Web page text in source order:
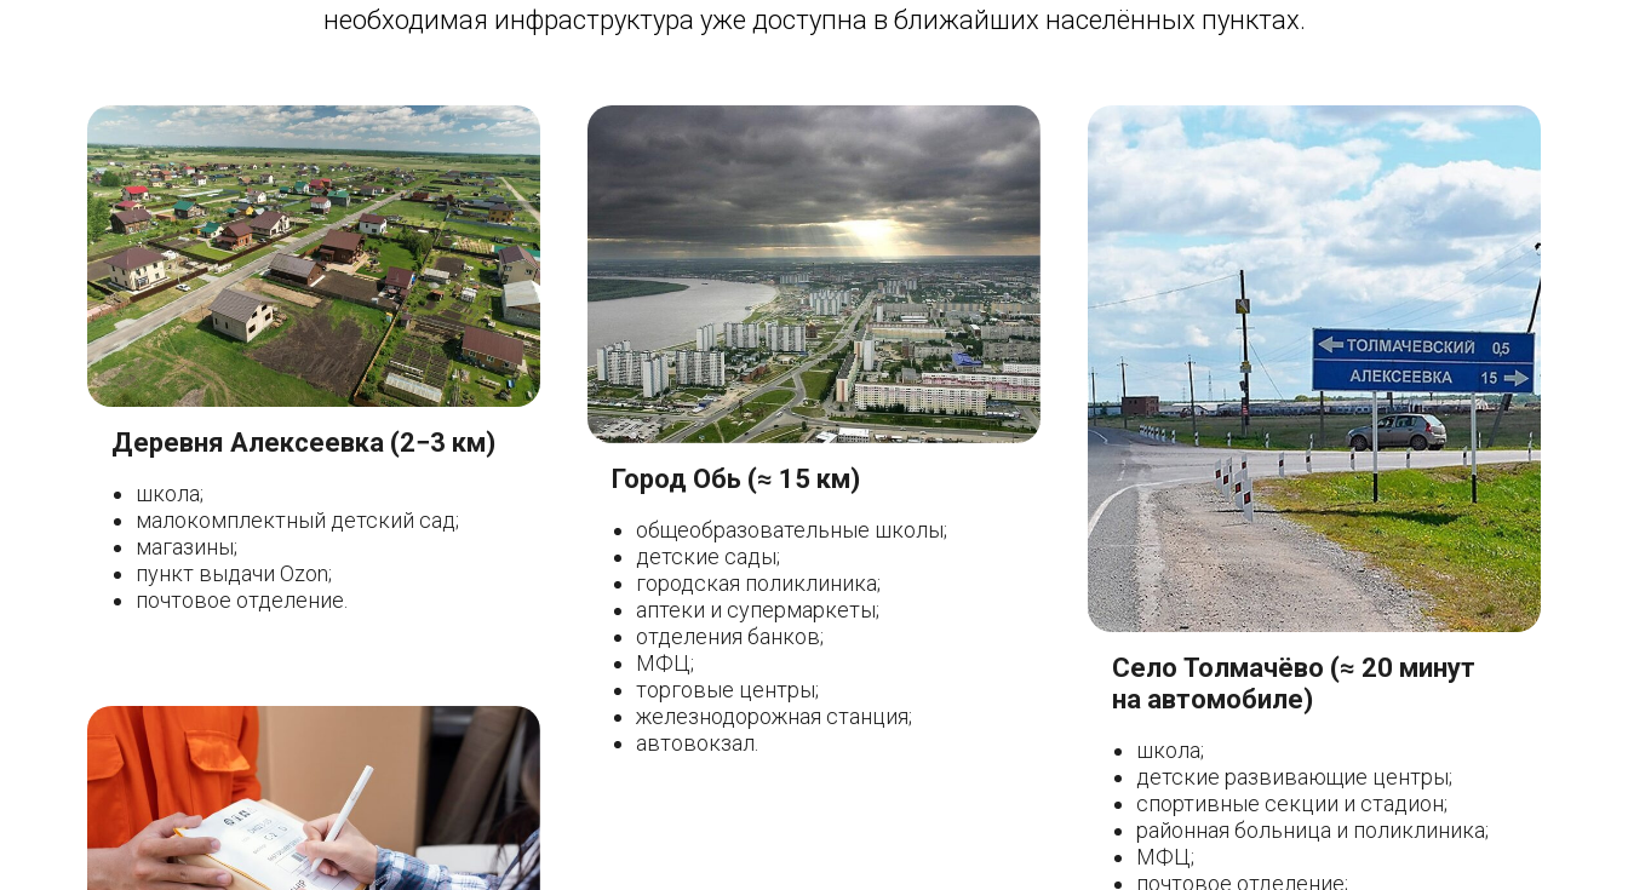
необходимая инфраструктура уже доступна в ближайших населённых пунктах.
Деревня Алексеевка (2−3 км)
школа;
малокомплектный детский сад;
магазины;
пункт выдачи Ozon;
почтовое отделение.
Город Обь (≈ 15 км)
общеобразовательные школы;
детские сады;
городская поликлиника;
аптеки и супермаркеты;
отделения банков;
МФЦ;
торговые центры;
железнодорожная станция;
автовокзал.
Село Толмачёво (≈ 20 минут
на автомобиле)
школа;
детские развивающие центры;
спортивные секции и стадион;
районная больница и поликлиника;
МФЦ;
почтовое отделение;